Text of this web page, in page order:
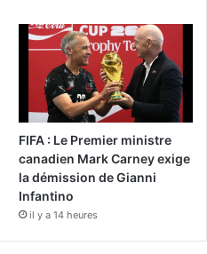
FIFA : Le Premier ministre
canadien Mark Carney exige
la démission de Gianni
Infantino
il y a 14 heures